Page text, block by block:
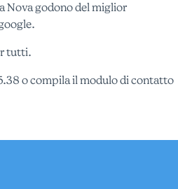
Nova godono del miglior
tutti.
o compila il modulo di contatto